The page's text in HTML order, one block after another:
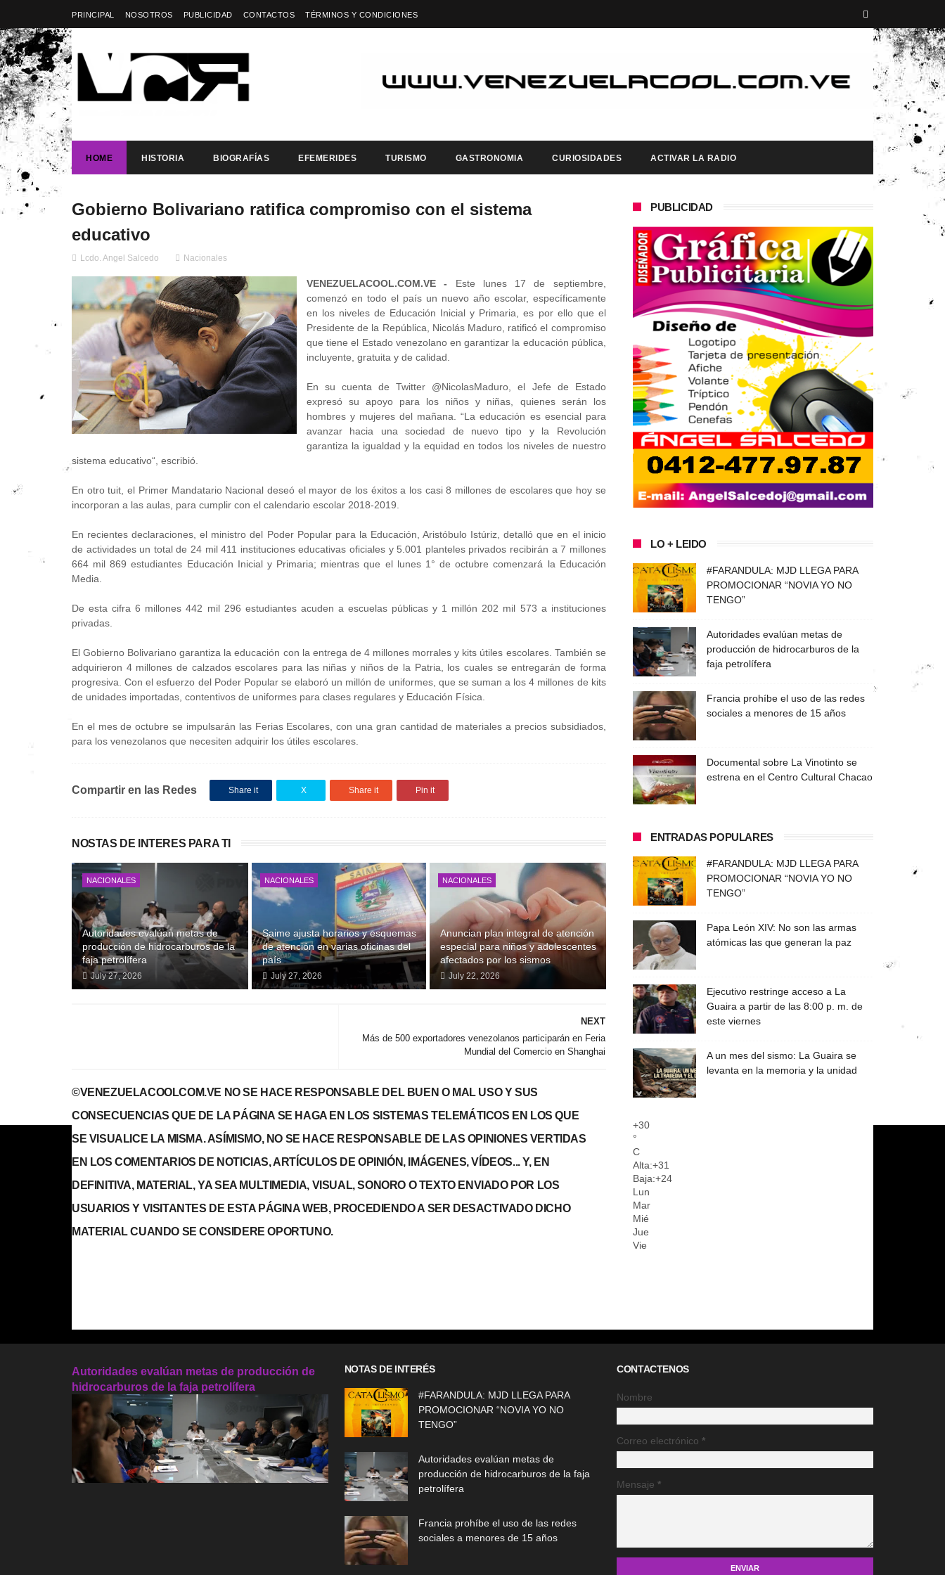
PRINCIPAL NOSOTROS PUBLICIDAD CONTACTOS TÉRMINOS Y CONDICIONES
HOME HISTORIA BIOGRAFÍAS EFEMERIDES TURISMO GASTRONOMIA CURIOSIDADES ACTIVAR LA RADIO
Gobierno Bolivariano ratifica compromiso con el sistema
educativo
Lcdo. Angel Salcedo Nacionales
VENEZUELACOOL.COM.VE -
Este lunes 17 de septiembre,
comenzó en todo el país un nuevo año escolar, específicamente
en los niveles de Educación Inicial y Primaria, es por ello que el
Presidente de la República, Nicolás Maduro, ratificó el compromiso
que tiene el Estado venezolano en garantizar la educación pública,
incluyente, gratuita y de calidad.
En su cuenta de Twitter @NicolasMaduro, el Jefe de Estado
expresó su apoyo para los niños y niñas, quienes serán los
hombres y mujeres del mañana. “La educación es esencial para
avanzar hacia una sociedad de nuevo tipo y la Revolución
garantiza la igualdad y la equidad en todos los niveles de nuestro
sistema educativo“, escribió.
En otro tuit, el Primer Mandatario Nacional deseó el mayor de los éxitos a los casi 8 millones de escolares que hoy se
incorporan a las aulas, para cumplir con el calendario escolar 2018-2019.
En recientes declaraciones, el ministro del Poder Popular para la Educación, Aristóbulo Istúriz, detalló que en el inicio
de actividades un total de 24 mil 411 instituciones educativas oficiales y 5.001 planteles privados recibirán a 7 millones
664 mil 869 estudiantes Educación Inicial y Primaria; mientras que el lunes 1° de octubre comenzará la Educación
Media.
De esta cifra 6 millones 442 mil 296 estudiantes acuden a escuelas públicas y 1 millón 202 mil 573 a instituciones
privadas.
El Gobierno Bolivariano garantiza la educación con la entrega de 4 millones morrales y kits útiles escolares. También se
adquirieron 4 millones de calzados escolares para las niñas y niños de la Patria, los cuales se entregarán de forma
progresiva. Con el esfuerzo del Poder Popular se elaboró un millón de uniformes, que se suman a los 4 millones de kits
de unidades importadas, contentivos de uniformes para clases regulares y Educación Física.
En el mes de octubre se impulsarán las Ferias Escolares, con una gran cantidad de materiales a precios subsidiados,
para los venezolanos que necesiten adquirir los útiles escolares.
Compartir en las Redes Share it X Share it Pin it
NOSTAS DE INTERES PARA TI
NACIONALES
Autoridades evalúan metas de
producción de hidrocarburos de la
faja petrolífera
July 27, 2026
NACIONALES
Saime ajusta horarios y esquemas
de atención en varias oficinas del
país
July 27, 2026
NACIONALES
Anuncian plan integral de atención
especial para niños y adolescentes
afectados por los sismos
July 22, 2026
NEXT
Más de 500 exportadores venezolanos participarán en Feria
Mundial del Comercio en Shanghai
©VENEZUELACOOLCOM.VE NO SE HACE RESPONSABLE DEL BUEN O MAL USO Y SUS
CONSECUENCIAS QUE DE LA PÁGINA SE HAGA EN LOS SISTEMAS TELEMÁTICOS EN LOS QUE
SE VISUALICE LA MISMA. ASÍMISMO, NO SE HACE RESPONSABLE DE LAS OPINIONES VERTIDAS
EN LOS COMENTARIOS DE NOTICIAS, ARTÍCULOS DE OPINIÓN, IMÁGENES, VÍDEOS... Y, EN
DEFINITIVA, MATERIAL, YA SEA MULTIMEDIA, VISUAL, SONORO O TEXTO ENVIADO POR LOS
USUARIOS Y VISITANTES DE ESTA PÁGINA WEB, PROCEDIENDO A SER DESACTIVADO DICHO
MATERIAL CUANDO SE CONSIDERE OPORTUNO.
PUBLICIDAD
LO + LEIDO
#FARANDULA: MJD LLEGA PARA
PROMOCIONAR “NOVIA YO NO
TENGO”
Autoridades evalúan metas de
producción de hidrocarburos de la
faja petrolífera
Francia prohíbe el uso de las redes
sociales a menores de 15 años
Documental sobre La Vinotinto se
estrena en el Centro Cultural Chacao
ENTRADAS POPULARES
#FARANDULA: MJD LLEGA PARA
PROMOCIONAR “NOVIA YO NO
TENGO”
Papa León XIV: No son las armas
atómicas las que generan la paz
Ejecutivo restringe acceso a La
Guaira a partir de las 8:00 p. m. de
este viernes
A un mes del sismo: La Guaira se
levanta en la memoria y la unidad
+30
°
C
Alta:+31
Baja:+24
Lun
Mar
Mié
Jue
Vie
Autoridades evalúan metas de producción de
hidrocarburos de la faja petrolífera
NOTAS DE INTERÉS
#FARANDULA: MJD LLEGA PARA
PROMOCIONAR “NOVIA YO NO
TENGO”
Autoridades evalúan metas de
producción de hidrocarburos de la faja
petrolífera
Francia prohíbe el uso de las redes
sociales a menores de 15 años
CONTACTENOS
Nombre
Correo electrónico*
Mensaje*